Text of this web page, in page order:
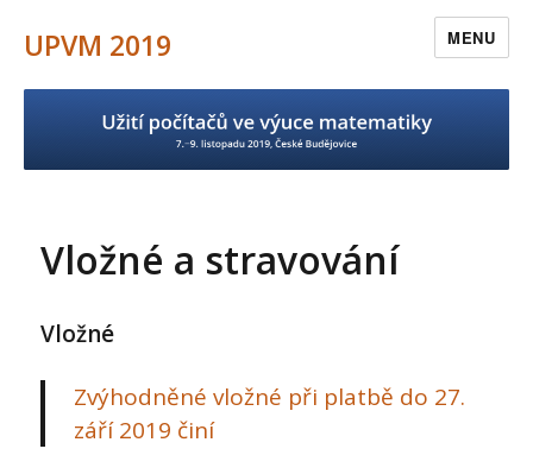
UPVM 2019 MENU
Vložné a stravování
Vložné
Zvýhodněné vložné při platbě do 27.
září 2019 činí